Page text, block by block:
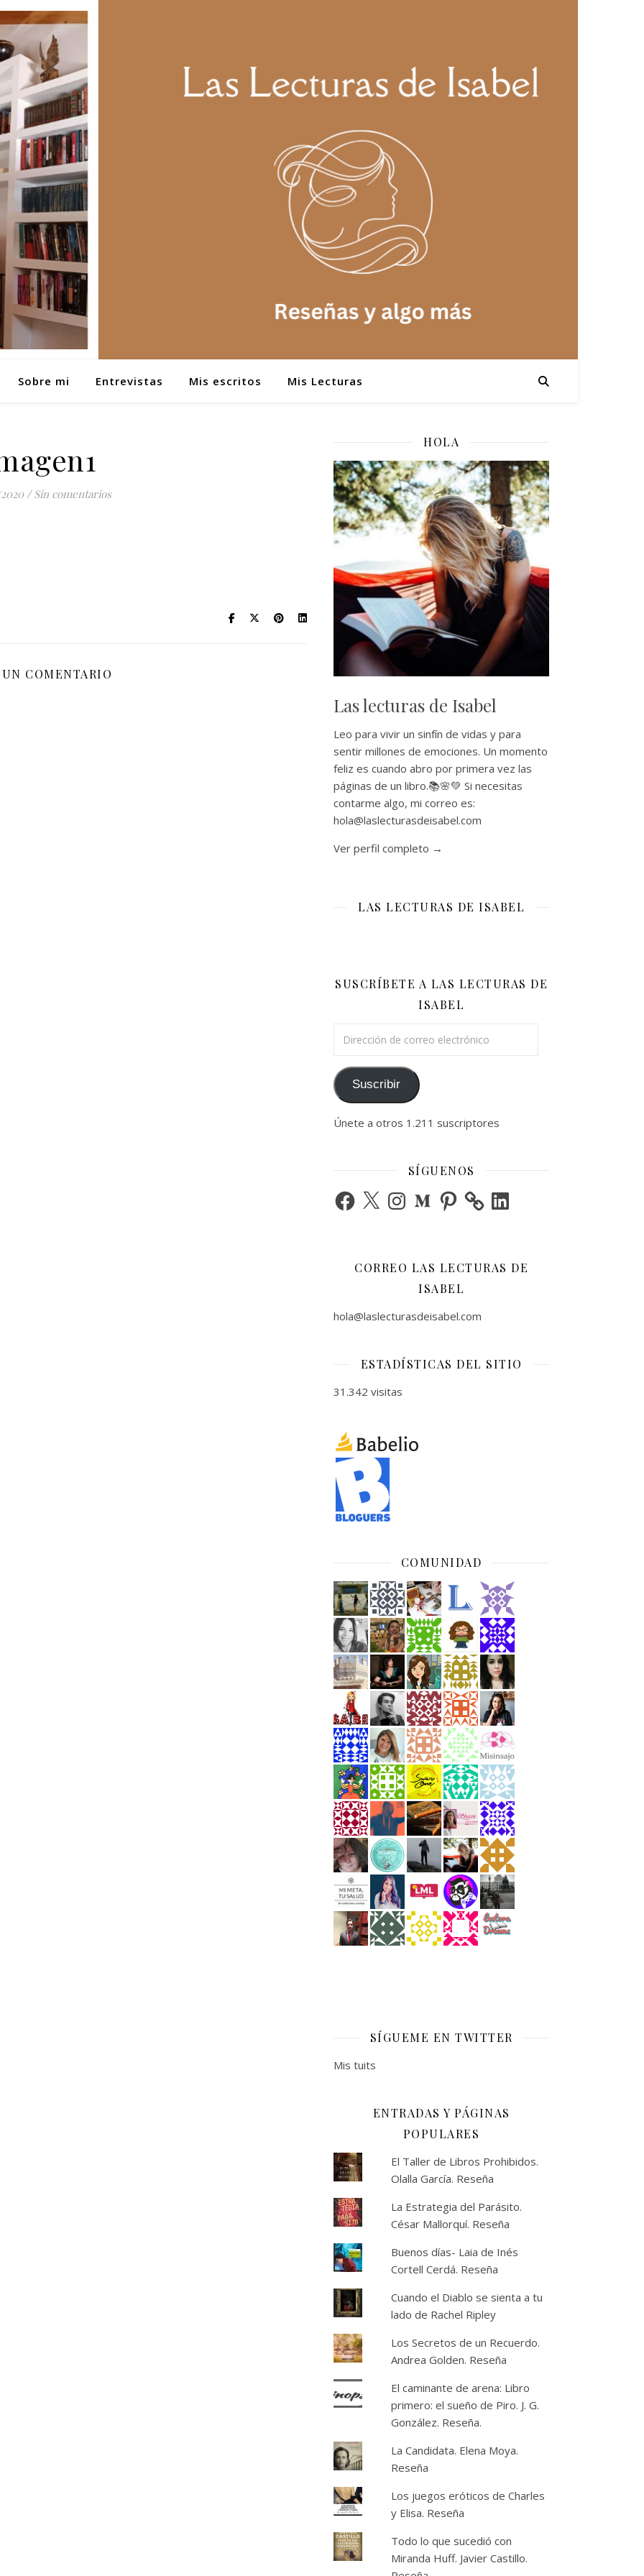
Sobre mi Entrevistas Mis escritos Mis Lecturas
/ Sin comentarios
UN COMENTARIO
HOLA
Las lecturas de Isabel
Leo para vivir un sinfín de vidas y para
sentir millones de emociones. Un momento
feliz es cuando abro por primera vez las
páginas de un libro.📚🌸💚 Si necesitas
contarme algo, mi correo es:
hola@laslecturasdeisabel.com
Ver perfil completo →
LAS LECTURAS DE ISABEL
SUSCRÍBETE A LAS LECTURAS DE
ISABEL
Suscribir
Únete a otros 1.211 suscriptores
SÍGUENOS
Facebook
X InstagramMediumPinterest LinkedIn
CORREO LAS LECTURAS DE
ISABEL
hola@laslecturasdeisabel.com
ESTADÍSTICAS DEL SITIO
31.342 visitas
COMUNIDAD
SÍGUEME EN TWITTER
Mis tuits
ENTRADAS Y PÁGINAS
POPULARES
El Taller de Libros Prohibidos.
Olalla García. Reseña
La Estrategia del Parásito.
César Mallorquí. Reseña
Buenos días- Laia de Inés
Cortell Cerdá. Reseña
Cuando el Diablo se sienta a tu
lado de Rachel Ripley
Los Secretos de un Recuerdo.
Andrea Golden. Reseña
El caminante de arena: Libro
primero: el sueño de Piro. J. G.
González. Reseña.
La Candidata. Elena Moya.
Reseña
Los juegos eróticos de Charles
y Elisa. Reseña
Todo lo que sucedió con
Miranda Huff. Javier Castillo.